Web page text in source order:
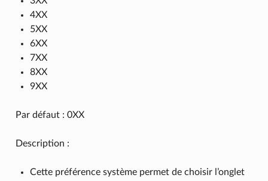
4XX
5XX
6XX
7XX
8XX
9XX
Par défaut : 0XX
Description :
Cette préférence système permet de choisir l’onglet